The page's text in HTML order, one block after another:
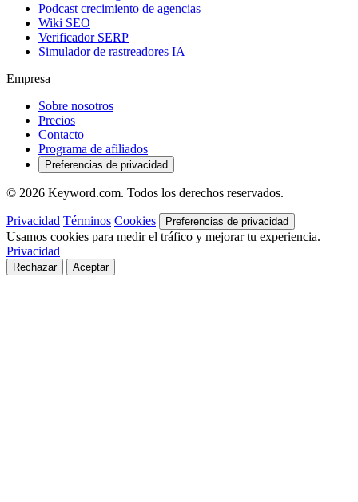
Podcast crecimiento de agencias
Wiki SEO
Verificador SERP
Simulador de rastreadores IA
Empresa
Sobre nosotros
Precios
Contacto
Programa de afiliados
Preferencias de privacidad
© 2026 Keyword.com. Todos los derechos reservados.
Privacidad Términos Cookies Preferencias de privacidad
Usamos cookies para medir el tráfico y mejorar tu experiencia.
Privacidad
Rechazar Aceptar